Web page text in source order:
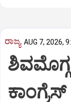
ರಾಜ್ಯ AUG 7, 2026,